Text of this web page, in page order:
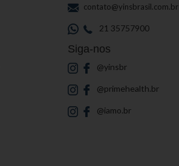
contato@yinsbrasil.com.br
21 35757900
Siga-nos
@yinsbr
@primehealth.br
@iamo.br